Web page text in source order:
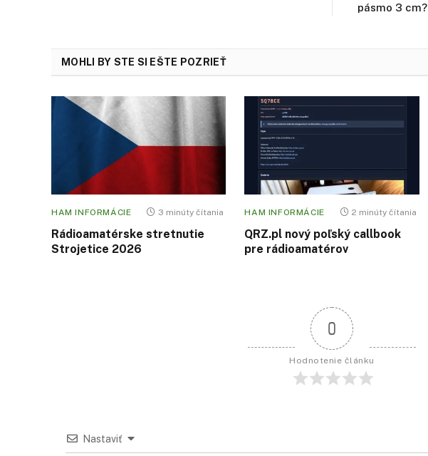
pásmo 3 cm?
MOHLI BY STE SI EŠTE POZRIEŤ
HAM INFORMÁCIE 3 minúty čítania
Rádioamatérske stretnutie
Strojetice 2026
HAM INFORMÁCIE 2 minúty čítania
QRZ.pl nový poľský callbook
pre rádioamatérov
0
Hodnotenie článku
Nastaviť